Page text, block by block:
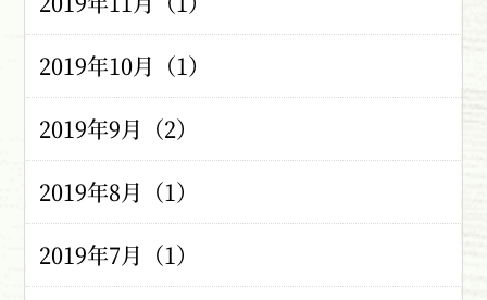
2019年10月（1）
2019年9月（2）
2019年8月（1）
2019年7月（1）